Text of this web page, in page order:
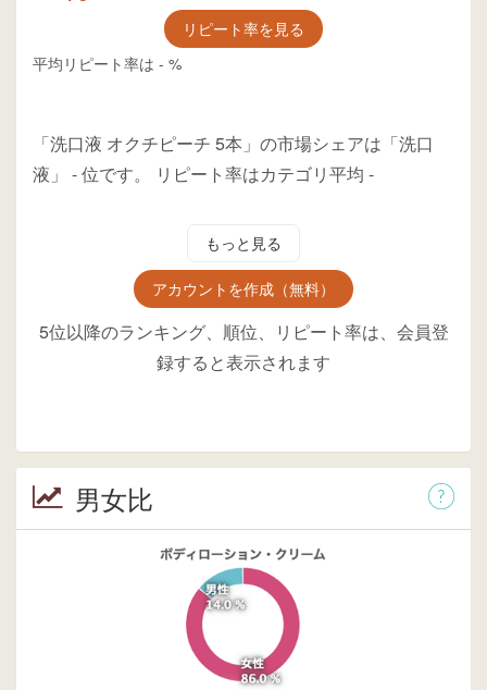
リピート率を見る
平均リピート率は - %
「洗口液 オクチピーチ 5本」の市場シェアは「洗口
液」 -位です。 リピート率はカテゴリ平均 -
もっと見る
アカウントを作成（無料）
5位以降のランキング、順位、リピート率は、会員登
録すると表示されます
男女比